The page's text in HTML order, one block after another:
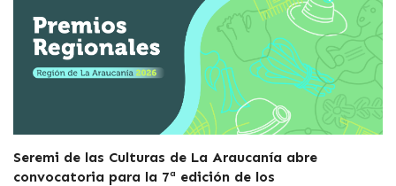
Seremi de las Culturas de La Araucanía abre
convocatoria para la 7ª edición de los